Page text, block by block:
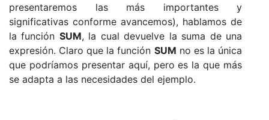
presentaremos las más importantes y
significativas conforme avancemos), hablamos de
la función SUM, la cual devuelve la suma de una
expresión. Claro que la función SUM no es la única
que podríamos presentar aquí, pero es la que más
se adapta a las necesidades del ejemplo.